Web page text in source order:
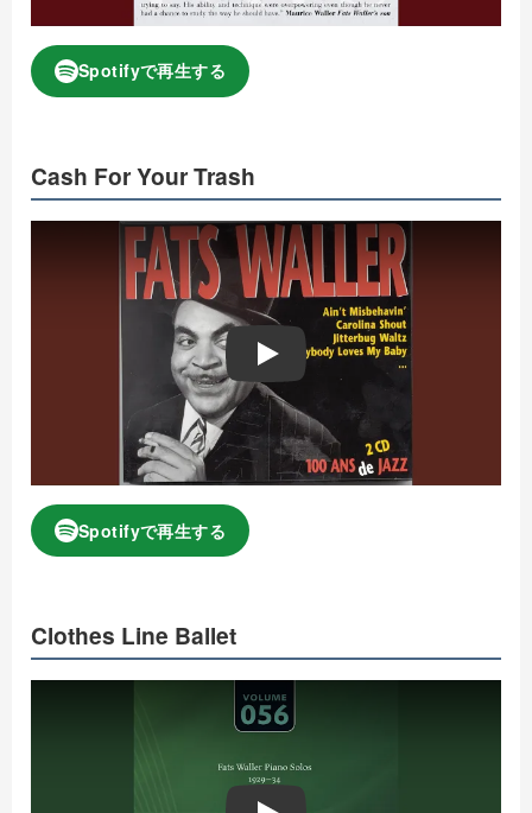
Spotifyで再生する
Cash For Your Trash
Play
Spotifyで再生する
Clothes Line Ballet